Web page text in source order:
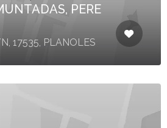
PERE
17535, PLANOLES